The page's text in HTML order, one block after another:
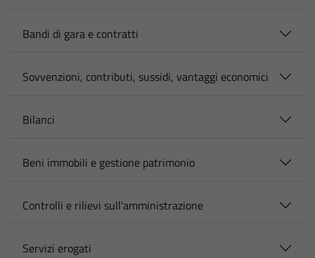
Bandi di gara e contratti
Sovvenzioni, contributi, sussidi, vantaggi economici
Bilanci
Beni immobili e gestione patrimonio
Controlli e rilievi sull'amministrazione
Servizi erogati